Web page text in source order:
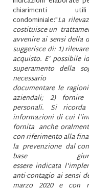
chiarimenti
condominiale:"La
costituisce un
avvenire ai sensi
suggerisce di: 1)
acquisto. E'
superamento della
documentare le
aziendali; 2) fornire
personali. Si
informazioni di cui
fornita anche
con riferimento alla
la prevenzione dal
base
essere indicata
anti-contagio ai sensi
marzo 2020 e con